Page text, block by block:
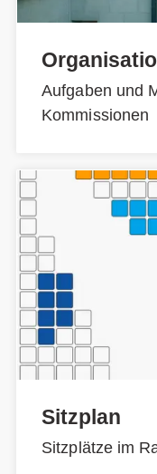
Aufgaben und
Kommissionen
Sitzplan
Sitzplätze im